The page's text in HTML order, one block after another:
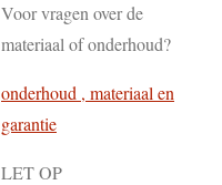
Voor vragen over de
materiaal of onderhoud?
onderhoud , materiaal en
garantie
LET OP